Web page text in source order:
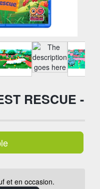
RESCUE -
et en occasion.